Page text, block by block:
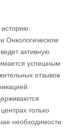
Онкологическом
активную
успешным
отзывов
только
необходимости